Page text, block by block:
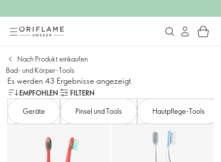
Nach Produkt einkaufen
Bad- und Körper-Tools
Es werden 43 Ergebnisse angezeigt
EMPFOHLEN
FILTERN
Geräte
Pinsel und Tools Hautpflege-Tools